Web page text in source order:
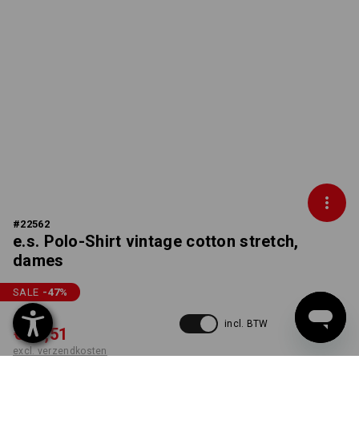
#22562
e.s. Polo-Shirt vintage cotton stretch,
dames
SALE -47%
€ 27,71
€ 14,51
excl. verzendkosten
incl. BTW